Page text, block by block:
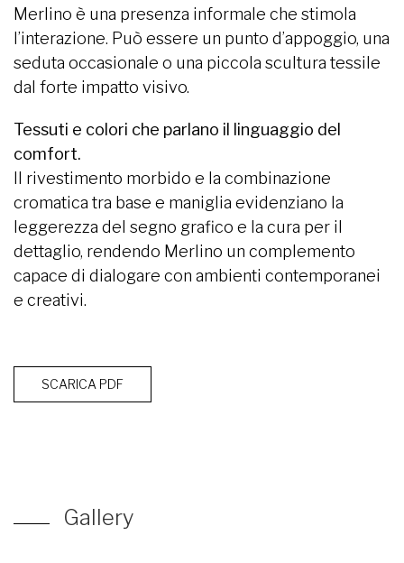
Merlino è una presenza informale che stimola
l’interazione. Può essere un punto d’appoggio, una
seduta occasionale o una piccola scultura tessile
dal forte impatto visivo.
Tessuti e colori che parlano il linguaggio del
comfort.
Il rivestimento morbido e la combinazione
cromatica tra base e maniglia evidenziano la
leggerezza del segno grafico e la cura per il
dettaglio, rendendo Merlino un complemento
capace di dialogare con ambienti contemporanei
e creativi.
SCARICA PDF
Gallery